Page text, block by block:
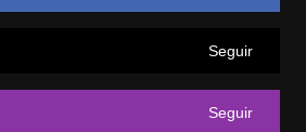
Seguir
Seguir